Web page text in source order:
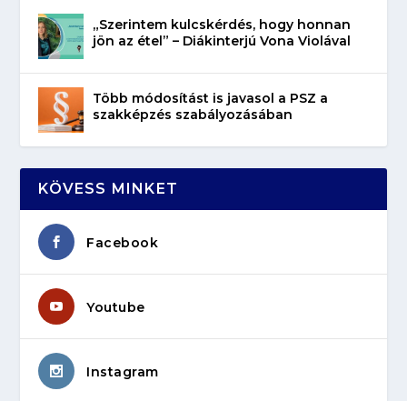
„Szerintem kulcskérdés, hogy honnan
jön az étel” – Diákinterjú Vona Violával
Több módosítást is javasol a PSZ a
szakképzés szabályozásában
KÖVESS MINKET
Facebook
Youtube
Instagram